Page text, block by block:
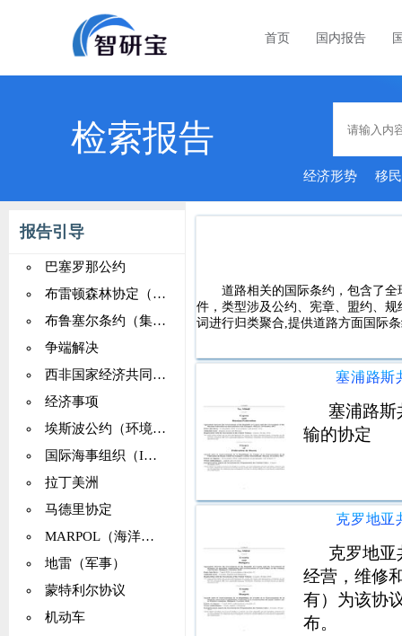
首页 国内报告
检索报告
经济形势 移民
报告引导
巴塞罗那公约
布雷顿森林协定（IMF）
布鲁塞尔条约（集体自卫）
争端解决
西非国家经济共同体（ECOWAS）
经济事项
埃斯波公约（环境影响评估）
国际海事组织（IMCO、IMO）
拉丁美洲
马德里协定
MARPOL（海洋污染）
地雷（军事）
蒙特利尔协议
机动车
道路相关的国际条约，包含了全
件，类型涉及公约、宪章、盟约、
词进行归类聚合,提供道路方面国际
塞浦路斯
输的协定
克罗地亚
经营，维修
有）为该协
布。